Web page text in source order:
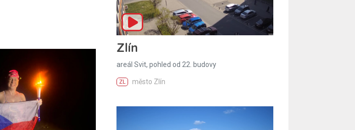
Zlín
areál Svit, pohled od 22. budovy
ZL město Zlín